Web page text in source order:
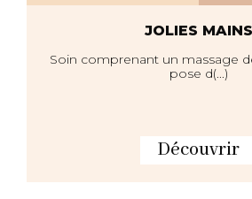
JOLIES MAINS
Soin comprenant un massage
pose d(...)
Découvrir